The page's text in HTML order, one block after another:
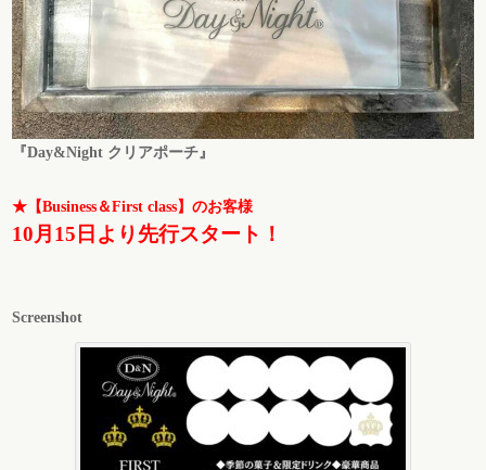
『Day&Night クリアポーチ』
★【Business＆First class】のお客様
10月15日より先行スタート！
Screenshot